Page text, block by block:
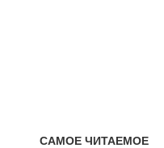
САМОЕ ЧИТАЕМОЕ